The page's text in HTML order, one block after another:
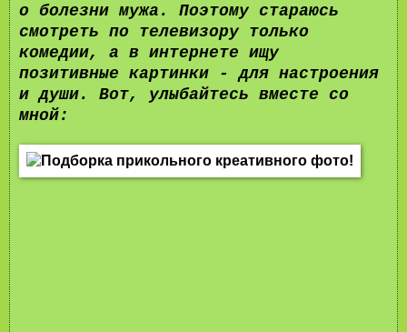
о болезни мужа. Поэтому стараюсь
смотреть по телевизору только
комедии, а в интернете ищу
позитивные картинки - для настроения
и души. Вот, улыбайтесь вместе со
мной: